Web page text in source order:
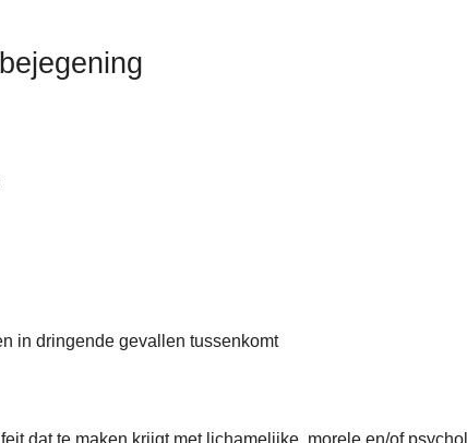
in dringende gevallen tussenkomt